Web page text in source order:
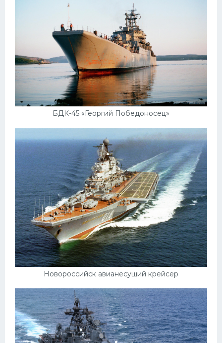
БДК-45 «Георгий Победоносец»
Новороссийск авианесущий крейсер